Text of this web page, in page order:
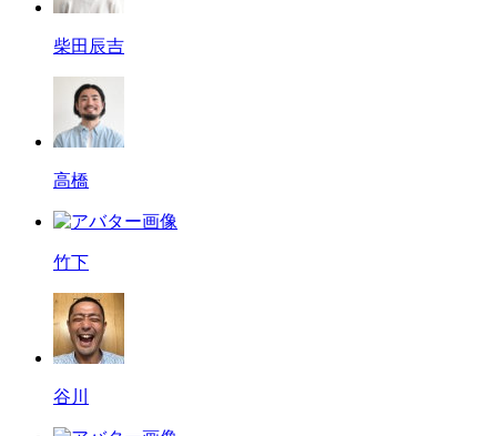
柴田辰吉
高橋
竹下
谷川